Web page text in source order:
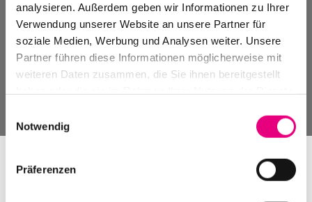
analysieren. Außerdem geben wir Informationen zu Ihrer
Verwendung unserer Website an unsere Partner für
soziale Medien, Werbung und Analysen weiter. Unsere
Partner führen diese Informationen möglicherweise mit
weiteren Daten zusammen, die Sie ihnen bereitgestellt
Notwendig
Präferenzen
Events Archiv
Vergangene Veranstaltungen, Festivals
und Spielstätten